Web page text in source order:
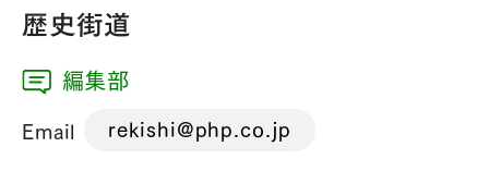
歴史街道
編集部
Email rekishi@php.co.jp